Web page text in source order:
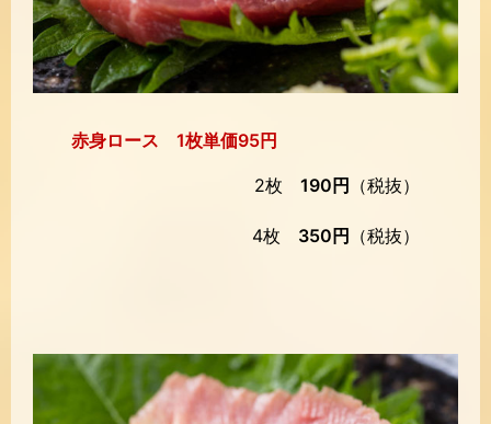
赤身ロース 1枚単価95円
2枚 190円 （税抜）
4枚 350円 （税抜）